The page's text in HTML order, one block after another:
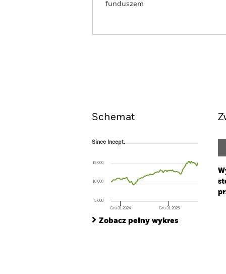
funduszem
Schemat
Since Incept.
The chart has 1 X axis displaying Time.
The chart has 1 Y axis displaying values.
Since Incept.
Gru 31 2024 Gru 31 2025
5 000
10 000
15 000
Zobacz pełny wykres